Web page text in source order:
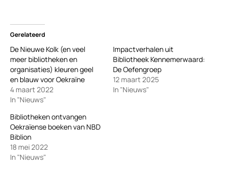
Gerelateerd
De Nieuwe Kolk (en veel
meer bibliotheken en
organisaties) kleuren geel
en blauw voor Oekraïne
4 maart 2022
In "Nieuws"
Impactverhalen uit
Bibliotheek Kennemerwaard:
De Oefengroep
12 maart 2025
In "Nieuws"
Bibliotheken ontvangen
Oekraïense boeken van NBD
Biblion
18 mei 2022
In "Nieuws"